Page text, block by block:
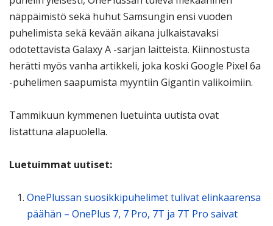
näppäimistö sekä huhut Samsungin ensi vuoden
puhelimista sekä kevään aikana julkaistavaksi
odotettavista Galaxy A -sarjan laitteista. Kiinnostusta
herätti myös vanha artikkeli, joka koski Google Pixel 6a
-puhelimen saapumista myyntiin Gigantin valikoimiin.
Tammikuun kymmenen luetuinta uutista ovat
listattuna alapuolella.
Luetuimmat uutiset:
OnePlussan suosikkipuhelimet tulivat elinkaarensa
päähän – OnePlus 7, 7 Pro, 7T ja 7T Pro saivat